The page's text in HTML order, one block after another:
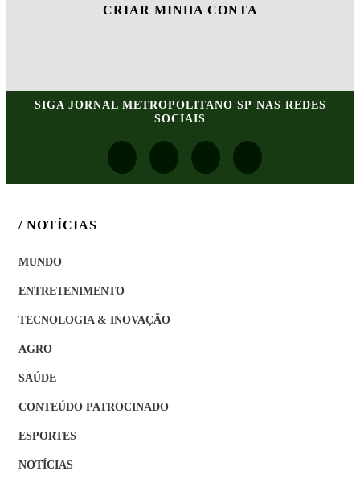
CRIAR MINHA CONTA
SIGA JORNAL METROPOLITANO SP NAS REDES
SOCIAIS
/ NOTÍCIAS
MUNDO
ENTRETENIMENTO
TECNOLOGIA & INOVAÇÃO
AGRO
SAÚDE
CONTEÚDO PATROCINADO
ESPORTES
NOTÍCIAS